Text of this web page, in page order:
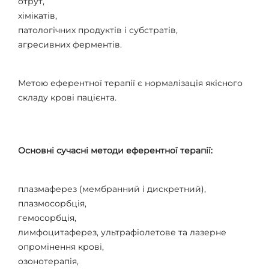
хімікатів,
патологічних продуктів і субстратів,
агресивних ферментів.
Метою еферентної терапії є нормалізація якісного
складу крові пацієнта.
Основні сучасні методи еферентної терапії:
плазмаферез (мембранний і дискретний),
плазмосорбція,
гемосорбція,
лимфоцитаферез, ультрафіолетове та лазерне
опромінення крові,
озонотерапія,